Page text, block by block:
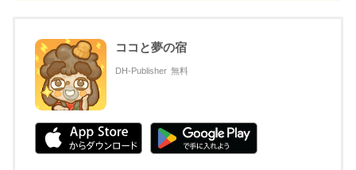
ココと夢の宿
DH-Publisher 無料